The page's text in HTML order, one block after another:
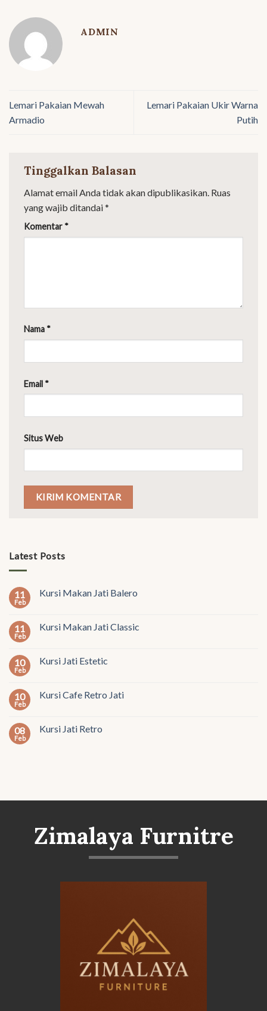
ADMIN
Lemari Pakaian Mewah
Armadio
Lemari Pakaian Ukir Warna
Putih
Tinggalkan Balasan
Alamat email Anda tidak akan dipublikasikan. Ruas
yang wajib ditandai*
Komentar *
Nama *
Email *
Situs Web
Latest Posts
11
Feb
Kursi Makan Jati Balero
11
Feb
Kursi Makan Jati Classic
10
Feb
Kursi Jati Estetic
10
Feb
Kursi Cafe Retro Jati
08
Feb
Kursi Jati Retro
Zimalaya Furnitre